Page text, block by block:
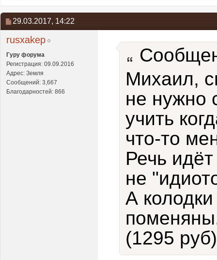
29.03.2017, 14:22
rusxakep
Гуру форума
Регистрация: 09.09.2016
Адрес: Земля
Сообщений: 3,667
Благодарностей: 866
Михаил,
не нужно
учить
что-то
Речь
не
А
(1295